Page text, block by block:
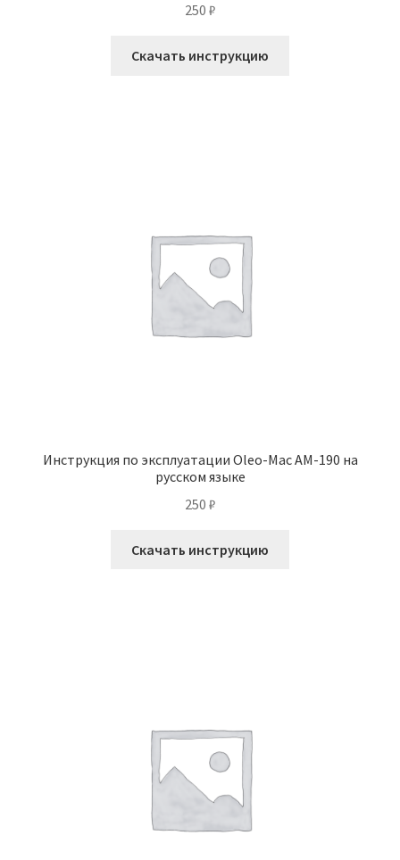
250 ₽
Скачать инструкцию
Инструкция по эксплуатации Oleo-Mac AM-190 на
русском языке
250 ₽
Скачать инструкцию